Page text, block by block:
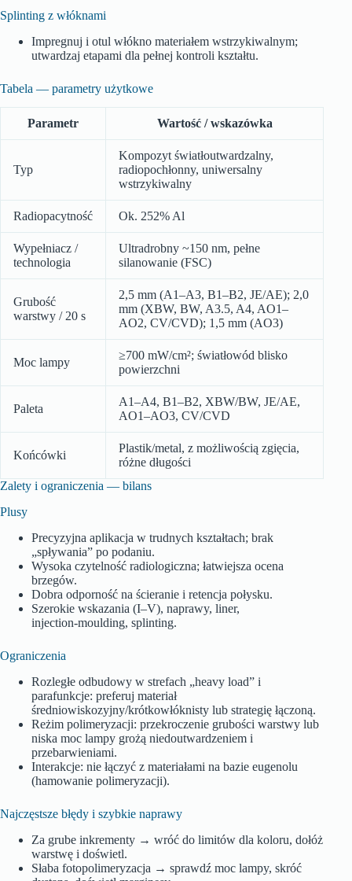
Splinting z włóknami
Impregnuj i otul włókno materiałem wstrzykiwalnym;
utwardzaj etapami dla pełnej kontroli kształtu.
Tabela — parametry użytkowe
Parametr Wartość / wskazówka
Typ
Kompozyt światłoutwardzalny,
radiopochłonny, uniwersalny
wstrzykiwalny
Radiopacytność Ok. 252% Al
Wypełniacz /
technologia
Ultradrobny ~150 nm, pełne
silanowanie (FSC)
Grubość
warstwy / 20 s
2,5 mm (A1–A3, B1–B2, JE/AE); 2,0
mm (XBW, BW, A3.5, A4, AO1–
AO2, CV/CVD); 1,5 mm (AO3)
Moc lampy
≥700 mW/cm²; światłowód blisko
powierzchni
Paleta
A1–A4, B1–B2, XBW/BW, JE/AE,
AO1–AO3, CV/CVD
Końcówki
Plastik/metal, z możliwością zgięcia,
różne długości
Zalety i ograniczenia — bilans
Plusy
Precyzyjna aplikacja w trudnych kształtach; brak
„spływania” po podaniu.
Wysoka czytelność radiologiczna; łatwiejsza ocena
brzegów.
Dobra odporność na ścieranie i retencja połysku.
Szerokie wskazania (I–V), naprawy, liner,
injection‑moulding, splinting.
Ograniczenia
Rozległe odbudowy w strefach „heavy load” i
parafunkcje: preferuj materiał
średniowiskozyjny/krótkowłóknisty lub strategię łączoną.
Reżim polimeryzacji: przekroczenie grubości warstwy lub
niska moc lampy grożą niedoutwardzeniem i
przebarwieniami.
Interakcje: nie łączyć z materiałami na bazie eugenolu
(hamowanie polimeryzacji).
Najczęstsze błędy i szybkie naprawy
Za grube inkrementy → wróć do limitów dla koloru, dołóż
warstwę i doświetl.
Słaba fotopolimeryzacja → sprawdź moc lampy, skróć